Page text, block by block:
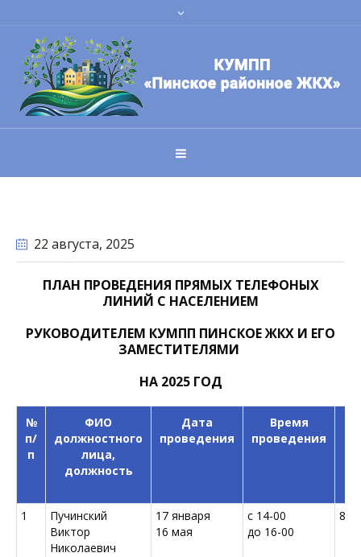
22 августа, 2025
ПЛАН ПРОВЕДЕНИЯ ПРЯМЫХ ТЕЛЕФОНЫХ
ЛИНИЙ С НАСЕЛЕНИЕМ
РУКОВОДИТЕЛЕМ КУМПП ПИНСКОЕ ЖКХ И ЕГО
ЗАМЕСТИТЕЛЯМИ
НА 2025 ГОД
№
п/
п
ФИО
должностного
лица,
должность
Дата
проведения
Время
проведения
1
Пучинский
Виктор
Николаевич
17 января
16 мая
с 14-00
до 16-00